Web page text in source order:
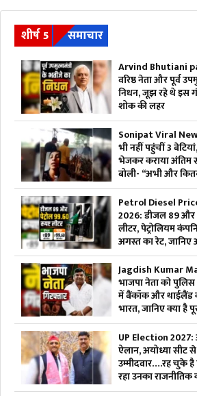
शीर्ष 5 समाचार
Arvind Bhutiani
वरिष्ठ नेता और पूर्व
निधन, जूझ रहे थे इस
शोक की लहर
Sonipat Viral
भी नहीं पहुंचीं 3
भेजकर कराया अंतिम
बोली- “अभी और
Petrol Diesel
2026: डीजल 89 और
लीटर, पेट्रोलियम
अगस्त का रेट,
ईंधन की कीमत
Jagdish Kumar
भाजपा नेता को पुलिस
में बैंकॉक और थाईलैंड
भारत, जानिए क्या है
UP Election
ऐलान, अयोध्या सीट
उम्मीदवार….रह चुके है
रहा उनका राजनीतिक